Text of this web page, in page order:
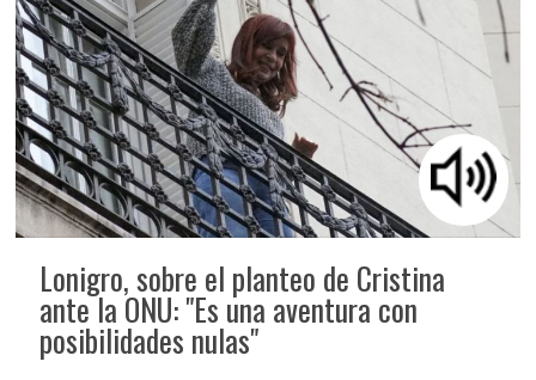
Lonigro, sobre el planteo de Cristina
ante la ONU: "Es una aventura con
posibilidades nulas"